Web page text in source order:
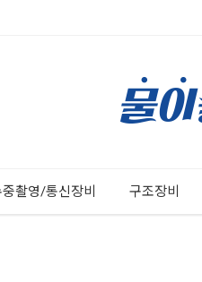
촬영/통신장비 구조장비